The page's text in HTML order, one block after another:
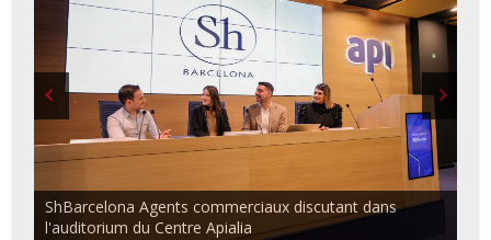
ShBarcelona Agents commerciaux discutant dans
l'auditorium du Centre Apialia